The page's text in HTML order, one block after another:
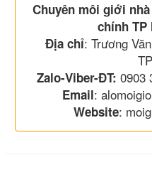
Chuyên môi giới
chính TP
Địa chỉ: Trương
Zalo-Viber-ĐT: 0903
Email:
Website: